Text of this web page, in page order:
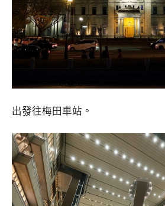
出發往梅田車站。